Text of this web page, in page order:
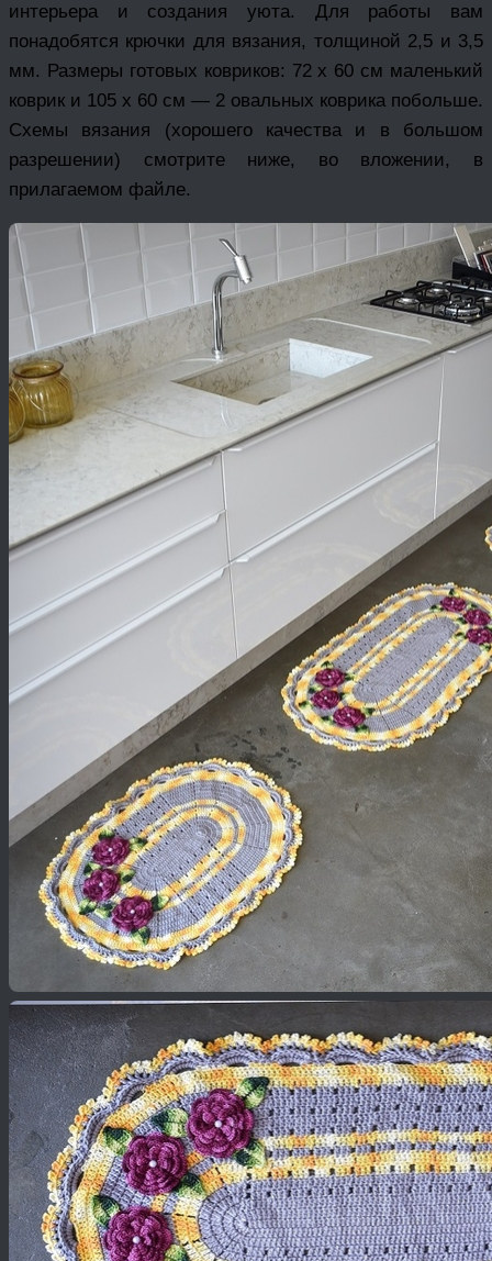
интерьера и создания уюта. Для работы вам
понадобятся крючки для вязания, толщиной 2,5 и 3,5
мм. Размеры готовых ковриков: 72 х 60 см маленький
коврик и 105 х 60 см — 2 овальных коврика побольше.
Схемы вязания (хорошего качества и в большом
разрешении) смотрите ниже, во вложении, в
прилагаемом файле.